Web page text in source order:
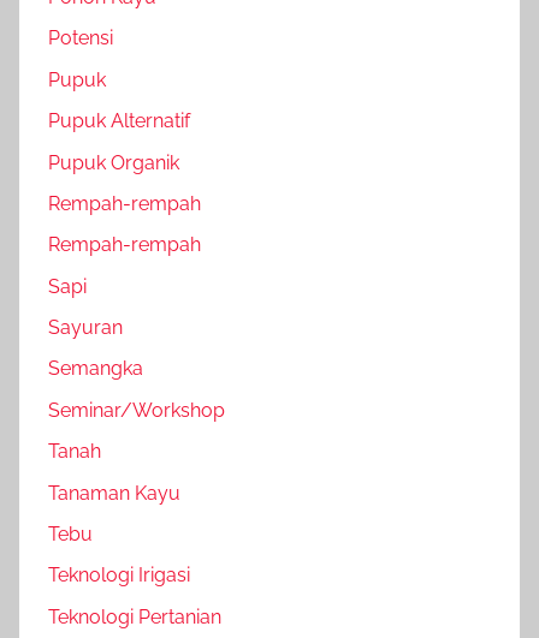
Potensi
Pupuk
Pupuk Alternatif
Pupuk Organik
Rempah-rempah
Rempah-rempah
Sapi
Sayuran
Semangka
Seminar/Workshop
Tanah
Tanaman Kayu
Tebu
Teknologi Irigasi
Teknologi Pertanian